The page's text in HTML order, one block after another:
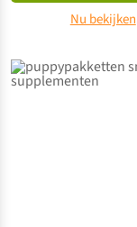
Nu bekijken